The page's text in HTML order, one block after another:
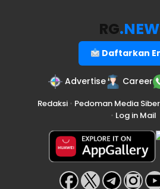
RG
Daftarkan
Advertise Career
Redaksi• Pedoman Media Siber
• Log in Mail